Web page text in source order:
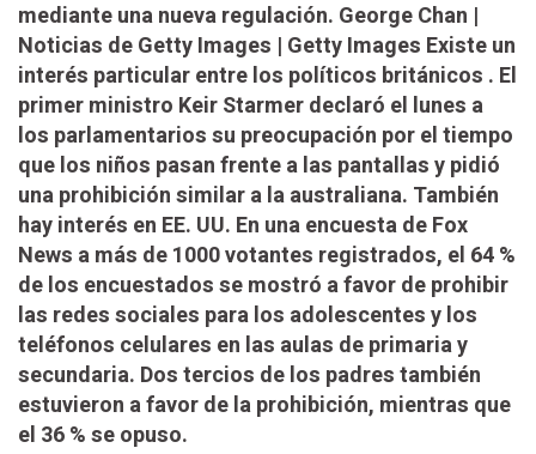
mediante una nueva regulación. George Chan |
Noticias de Getty Images | Getty Images Existe un
interés particular entre los políticos británicos . El
primer ministro Keir Starmer declaró el lunes a
los parlamentarios su preocupación por el tiempo
que los niños pasan frente a las pantallas y pidió
una prohibición similar a la australiana. También
hay interés en EE. UU. En una encuesta de Fox
News a más de 1000 votantes registrados, el 64 %
de los encuestados se mostró a favor de prohibir
las redes sociales para los adolescentes y los
teléfonos celulares en las aulas de primaria y
secundaria. Dos tercios de los padres también
estuvieron a favor de la prohibición, mientras que
el 36 % se opuso.